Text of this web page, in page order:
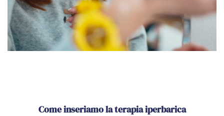
Come inseriamo la terapia iperbarica